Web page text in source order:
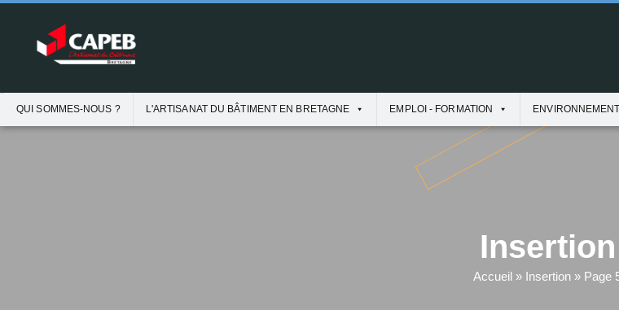
QUI SOMMES-NOUS ? L'ARTISANAT DU BÂTIMENT EN BRETAGNE EMPLOI - FORMATION
Insertion
Accueil » Insertion » Page